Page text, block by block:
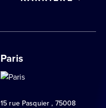
Paris
15 rue Pasquier , 75008